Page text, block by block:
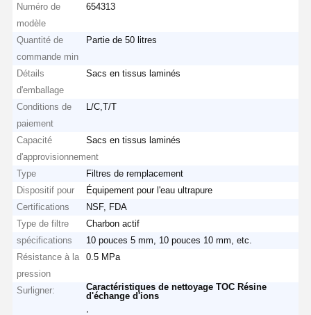
Numéro de
modèle
654313
Quantité de
commande min
Partie de 50 litres
Détails
d'emballage
Sacs en tissus laminés
Conditions de
paiement
L/C,T/T
Capacité
d'approvisionnement
Sacs en tissus laminés
Type
Filtres de remplacement
Dispositif pour
Équipement pour l'eau ultrapure
Certifications
NSF, FDA
Type de filtre
Charbon actif
spécifications
10 pouces 5 mm, 10 pouces 10 mm, etc.
Résistance à la
pression
0.5 MPa
Surligner:
Caractéristiques de nettoyage TOC Résine
d'échange d'ions